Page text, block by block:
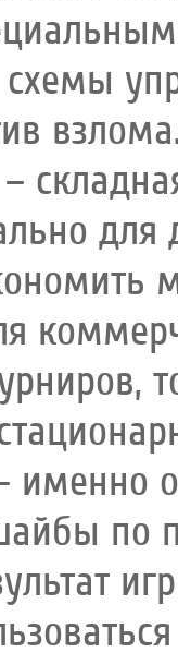
–
для
именно
по